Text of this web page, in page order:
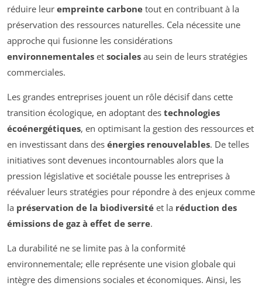
réduire leur empreinte carbone tout en contribuant à la
préservation des ressources naturelles. Cela nécessite une
approche qui fusionne les considérations
environnementales et sociales au sein de leurs stratégies
commerciales.
Les grandes entreprises jouent un rôle décisif dans cette
transition écologique, en adoptant des technologies
écoénergétiques, en optimisant la gestion des ressources et
en investissant dans des énergies renouvelables. De telles
initiatives sont devenues incontournables alors que la
pression législative et sociétale pousse les entreprises à
réévaluer leurs stratégies pour répondre à des enjeux comme
la préservation de la biodiversité et la réduction des
émissions de gaz à effet de serre.
La durabilité ne se limite pas à la conformité
environnementale; elle représente une vision globale qui
intègre des dimensions sociales et économiques. Ainsi, les